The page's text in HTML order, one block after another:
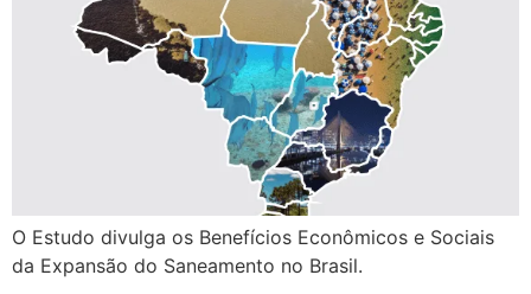
O Estudo divulga os Benefícios Econômicos e Sociais
da Expansão do Saneamento no Brasil.